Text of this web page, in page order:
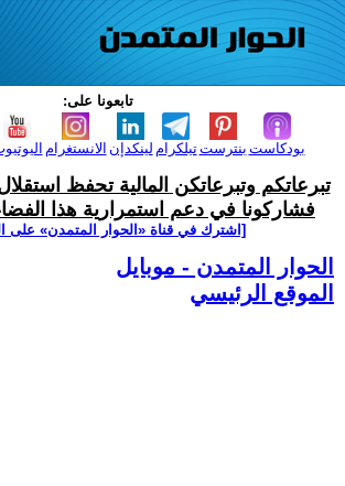
تابعونا على:
الانستغرام لينكدإن تيلكرامبنترست بودكاست
تبرعاتكم وتبرعاتكن المالية تحفظ
فشاركونا في دعم استمرارية هذا
[اشترك في قناة ‫«الحوار المتمدن» على
الحوار المتمدن - موبايل
الموقع الرئيسي